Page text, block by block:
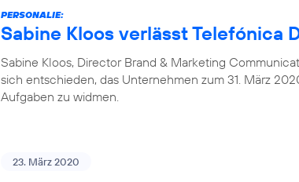
PERSONALIE:
Sabine Kloos verlässt Telefónica
Sabine Kloos, Director Brand & Marketing
sich entschieden, das Unternehmen zum 31. März
Aufgaben zu widmen.
23. März 2020